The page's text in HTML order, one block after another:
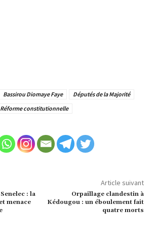
Bassirou Diomaye Faye
Députés de la Majorité
Réforme constitutionnelle
: la
menace
Article suivant
Orpaillage clandestin à
Kédougou : un éboulement fait
quatre morts